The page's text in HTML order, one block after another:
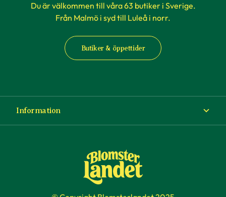
Du är välkommen till våra 63 butiker i Sverige.
Från Malmö i syd till Luleå i norr.
Butiker & öppettider
Information
Köp- och leveransvillkor